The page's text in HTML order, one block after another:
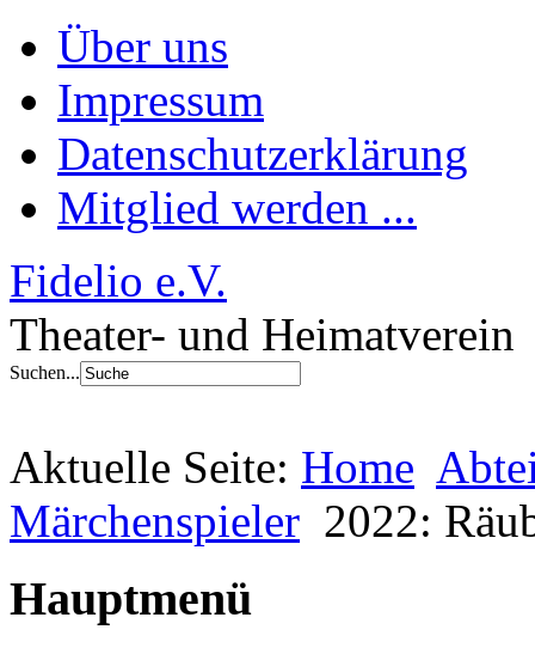
Über uns
Impressum
Datenschutzerklärung
Mitglied werden ...
Fidelio e.V.
Theater- und Heimatverein
Suchen...
Aktuelle Seite: Home
Märchenspieler 2022:
Hauptmenü